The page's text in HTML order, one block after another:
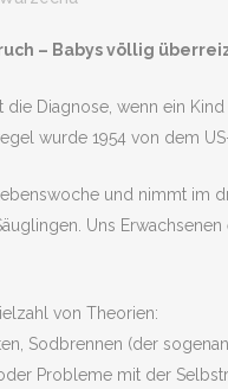
– Babys völlig
die Diagnose, wenn ein
wurde 1954 von dem
und nimmt im
Uns
von Theorien:
Sodbrennen (der
Probleme mit der